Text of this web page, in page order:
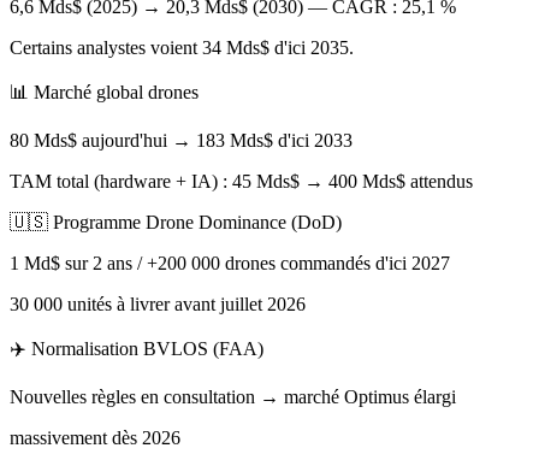
6,6 Mds$ (2025) → 20,3 Mds$ (2030) — CAGR : 25,1 %
Certains analystes voient 34 Mds$ d'ici 2035.
📊 Marché global drones
80 Mds$ aujourd'hui → 183 Mds$ d'ici 2033
TAM total (hardware + IA) : 45 Mds$ → 400 Mds$ attendus
🇺🇸 Programme Drone Dominance (DoD)
1 Md$ sur 2 ans / +200 000 drones commandés d'ici 2027
30 000 unités à livrer avant juillet 2026
✈️ Normalisation BVLOS (FAA)
Nouvelles règles en consultation → marché Optimus élargi
massivement dès 2026